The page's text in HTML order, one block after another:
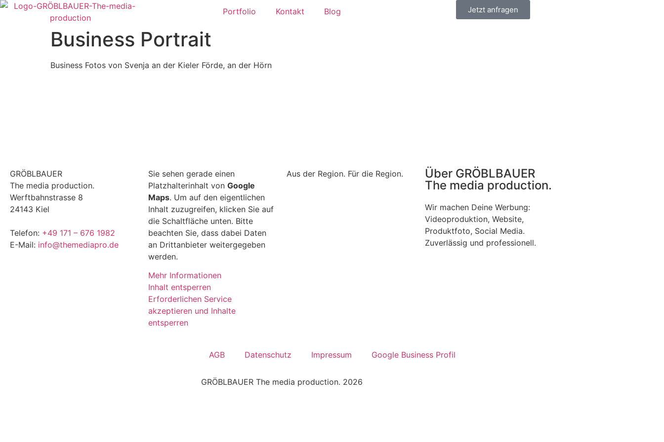
springen
Portfolio Kontakt Blog Jetzt anfragen
Business Portrait
Business Fotos von Svenja an der Kieler Förde, an der Hörn
GRÖBLBAUER
The media production.
Werftbahnstrasse 8
24143 Kiel
Telefon: +49 171 – 676 1982
E-Mail: info@themediapro.de
Sie sehen gerade einen
Platzhalterinhalt von Google
Maps. Um auf den eigentlichen
Inhalt zuzugreifen, klicken Sie auf
die Schaltfläche unten. Bitte
beachten Sie, dass dabei Daten
an Drittanbieter weitergegeben
werden.
Mehr Informationen
Inhalt entsperren
Erforderlichen Service
akzeptieren und Inhalte
entsperren
Aus der Region. Für die Region.
Über GRÖBLBAUER
The media production.
Wir machen Deine Werbung:
Videoproduktion, Website,
Produktfoto, Social Media.
Zuverlässig und professionell.
AGB Datenschutz Impressum Google Business Profil
GRÖBLBAUER The media production. 2026